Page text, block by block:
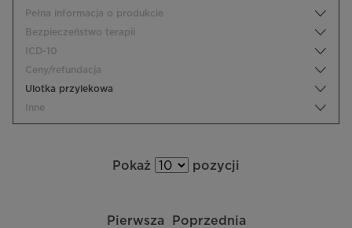
Pełna informacja o produkcie
Bezpieczeństwo terapii
ICD-10
Ceny/refundacja
Ulotka przylekowa
Inne
Pokaż pozycji
Pierwsza Poprzednia